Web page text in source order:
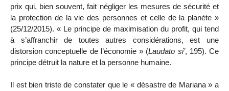
prix qui, bien souvent, fait négliger les mesures de sécurité et
la protection de la vie des personnes et celle de la planète »
(25/12/2015). « Le principe de maximisation du profit, qui tend
à s’affranchir de toutes autres considérations, est une
distorsion conceptuelle de l’économie » (Laudato si’, 195). Ce
principe détruit la nature et la personne humaine.
Il est bien triste de constater que le « désastre de Mariana » a